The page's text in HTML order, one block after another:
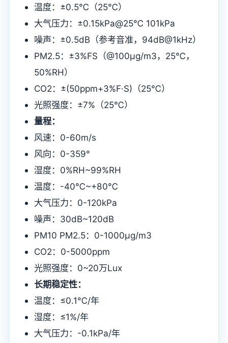
温度：±0.5℃（25℃）
大气压力：±0.15kPa@25℃ 101kPa
噪声：±0.5dB（参考音准，94dB@1kHz）
PM2.5：±3%FS（@100μg/m3，25℃，
50%RH）
CO2：±(50ppm+3%F·S)（25℃）
光照强度：±7%（25℃）
量程：
风速：0-60m/s
风向：0-359°
湿度：0%RH~99%RH
温度：-40℃~+80℃
大气压力：0-120kPa
噪声：30dB~120dB
PM10 PM2.5：0-1000μg/m3
CO2：0-5000ppm
光照强度：0~20万Lux
长期稳定性：
温度：≤0.1℃/年
湿度：≤1%/年
大气压力：-0.1kPa/年